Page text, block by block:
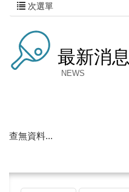
次選單
最新消息
NEWS
查無資料...